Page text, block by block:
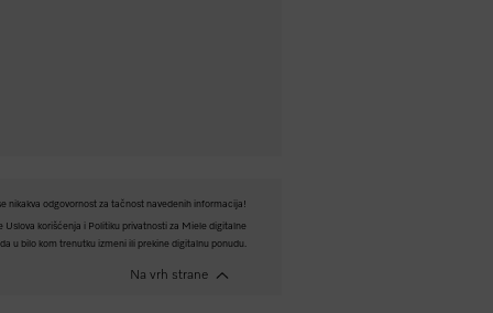
nikakva odgovornost za tačnost navedenih informacija!
korišćenja i Politiku privatnosti za Miele digitalne
u bilo kom trenutku izmeni ili prekine digitalnu ponudu.
Na vrh strane